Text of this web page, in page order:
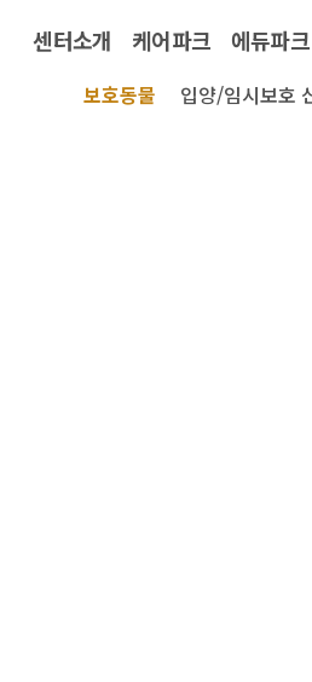
센터소개 케어파크 에듀파크
보호동물 입양/임시보호